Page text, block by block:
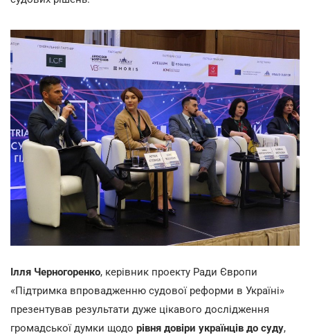
Ілля Черногоренко, керівник проекту Ради Європи
«Підтримка впровадженню судової реформи в Україні»
презентував результати дуже цікавого дослідження
громадської думки щодо рівня довіри українців до суду,